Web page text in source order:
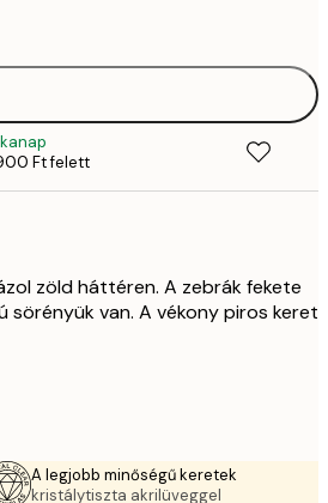
11
Ft felett
zöld háttéren. A zebrák fekete
sörényük van. A vékony piros keret
A legjobb minőségű keretek
kristálytiszta akrilüveggel